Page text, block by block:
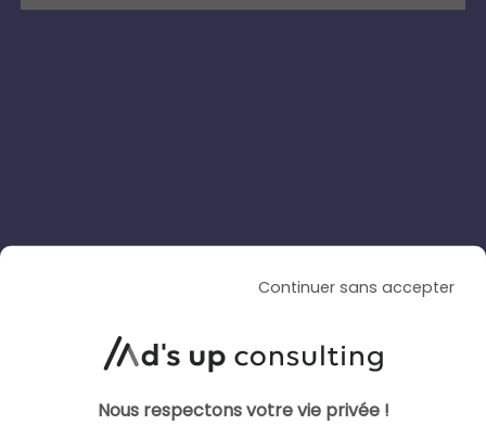
Continuer sans accepter
Nous respectons votre vie privée !